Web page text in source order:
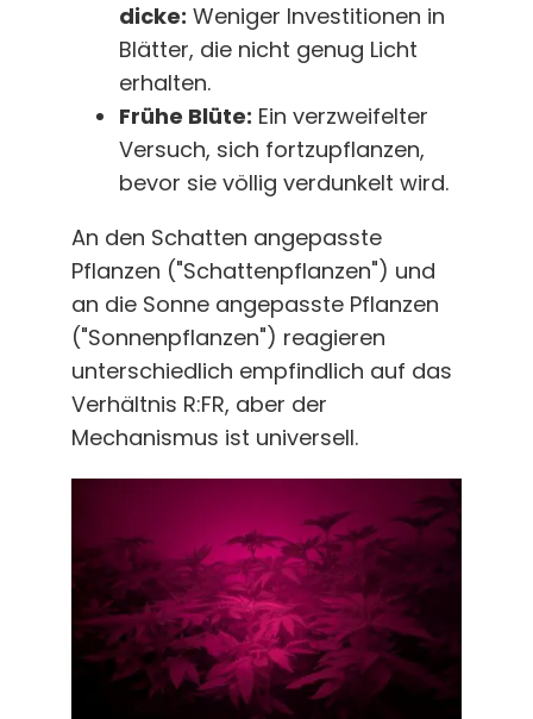
dicke: Weniger Investitionen in
Blätter, die nicht genug Licht
erhalten.
Frühe Blüte: Ein verzweifelter
Versuch, sich fortzupflanzen,
bevor sie völlig verdunkelt wird.
An den Schatten angepasste
Pflanzen ("Schattenpflanzen") und
an die Sonne angepasste Pflanzen
("Sonnenpflanzen") reagieren
unterschiedlich empfindlich auf das
Verhältnis R:FR, aber der
Mechanismus ist universell.